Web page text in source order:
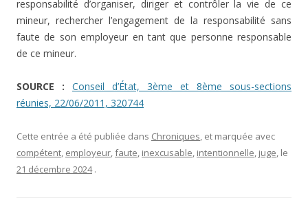
responsabilité d’organiser, diriger et contrôler la vie de ce
mineur, rechercher l’engagement de la responsabilité sans
faute de son employeur en tant que personne responsable
de ce mineur.
SOURCE :
Conseil d’État, 3ème et 8ème sous-sections
réunies, 22/06/2011, 320744
Cette entrée a été publiée dans Chroniques, et marquée avec
compétent, employeur,faute, inexcusable, intentionnelle, juge, le
21 décembre 2024 .